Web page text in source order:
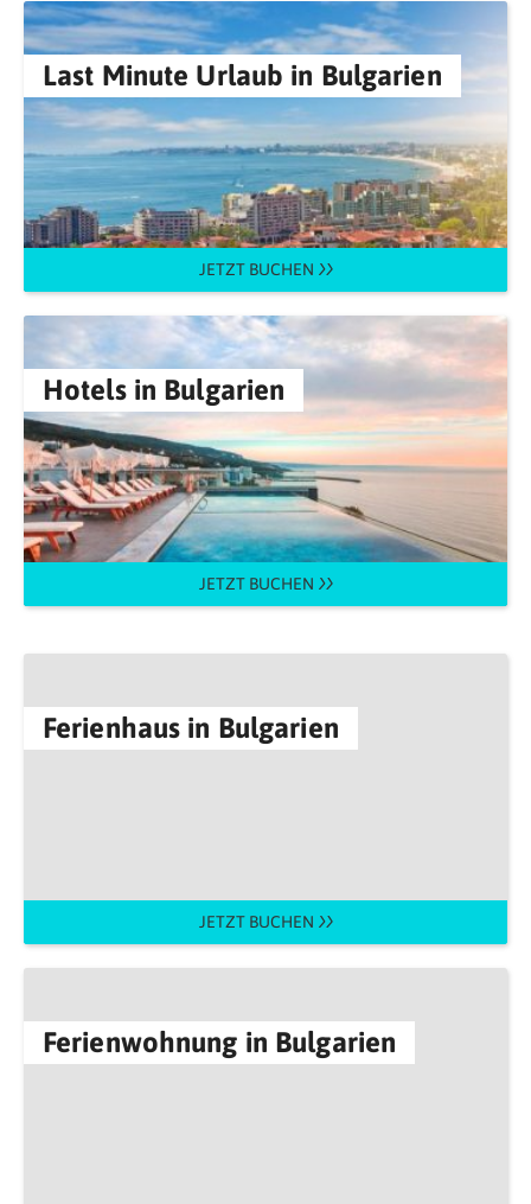
Last Minute Urlaub in Bulgarien
JETZT BUCHEN
Hotels in Bulgarien
JETZT BUCHEN
Ferienhaus in Bulgarien
JETZT BUCHEN
Ferienwohnung in Bulgarien